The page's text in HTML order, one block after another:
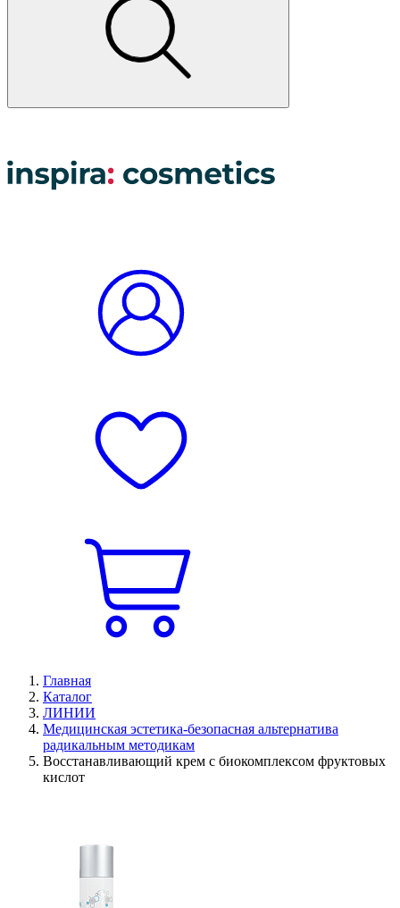
Главная
Каталог
ЛИНИИ
Медицинская эстетика-безопасная альтернатива
радикальным методикам
Восстанавливающий крем с биокомплексом фруктовых
кислот